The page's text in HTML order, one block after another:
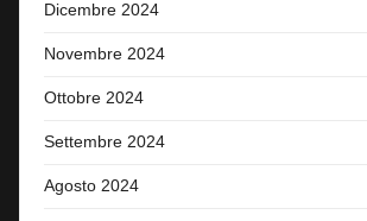
Dicembre 2024
Novembre 2024
Ottobre 2024
Settembre 2024
Agosto 2024